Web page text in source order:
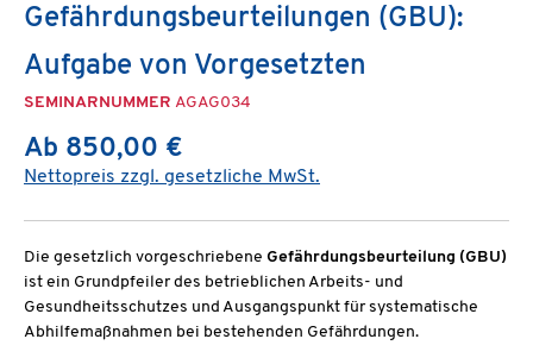
Gefährdungsbeurteilungen (GBU):
Aufgabe von Vorgesetzten
SEMINARNUMMER AGAG034
Ab 850,00 €
Nettopreis zzgl. gesetzliche MwSt.
Die gesetzlich vorgeschriebene Gefährdungsbeurteilung (GBU)
ist ein Grundpfeiler des betrieblichen Arbeits- und
Gesundheitsschutzes und Ausgangspunkt für systematische
Abhilfemaßnahmen bei bestehenden Gefährdungen.